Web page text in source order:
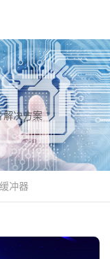
解决方案
冲器